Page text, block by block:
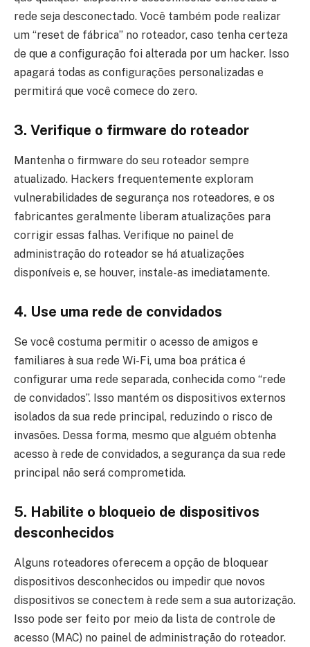
rede seja desconectado. Você também pode realizar
um “reset de fábrica” no roteador, caso tenha certeza
de que a configuração foi alterada por um hacker. Isso
apagará todas as configurações personalizadas e
permitirá que você comece do zero.
3. Verifique o firmware do roteador
Mantenha o firmware do seu roteador sempre
atualizado. Hackers frequentemente exploram
vulnerabilidades de segurança nos roteadores, e os
fabricantes geralmente liberam atualizações para
corrigir essas falhas. Verifique no painel de
administração do roteador se há atualizações
disponíveis e, se houver, instale-as imediatamente.
4. Use uma rede de convidados
Se você costuma permitir o acesso de amigos e
familiares à sua rede Wi-Fi, uma boa prática é
configurar uma rede separada, conhecida como “rede
de convidados”. Isso mantém os dispositivos externos
isolados da sua rede principal, reduzindo o risco de
invasões. Dessa forma, mesmo que alguém obtenha
acesso à rede de convidados, a segurança da sua rede
principal não será comprometida.
5. Habilite o bloqueio de dispositivos
desconhecidos
Alguns roteadores oferecem a opção de bloquear
dispositivos desconhecidos ou impedir que novos
dispositivos se conectem à rede sem a sua autorização.
Isso pode ser feito por meio da lista de controle de
acesso (MAC) no painel de administração do roteador.